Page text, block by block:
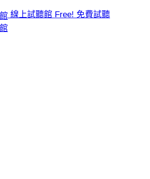
線上試聽館 Free! 免費試聽